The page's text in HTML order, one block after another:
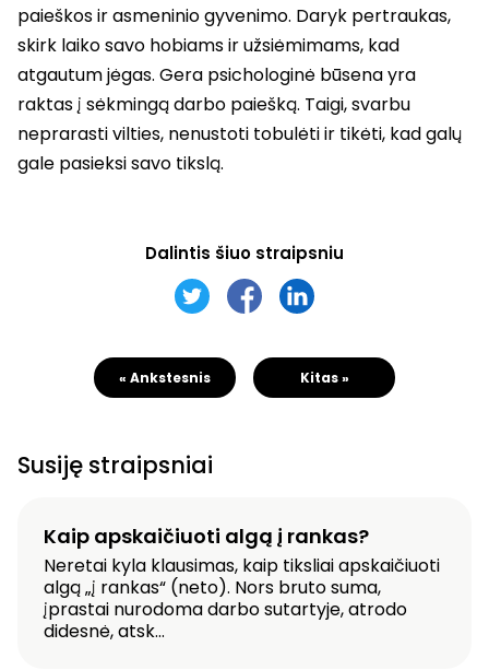
paieškos ir asmeninio gyvenimo. Daryk pertraukas,
skirk laiko savo hobiams ir užsiėmimams, kad
atgautum jėgas. Gera psichologinė būsena yra
raktas į sėkmingą darbo paiešką. Taigi, svarbu
neprarasti vilties, nenustoti tobulėti ir tikėti, kad galų
gale pasieksi savo tikslą.
Dalintis šiuo straipsniu
« Ankstesnis Kitas »
Susiję straipsniai
Kaip apskaičiuoti algą į rankas?
Neretai kyla klausimas, kaip tiksliai apskaičiuoti
algą „į rankas“ (neto). Nors bruto suma,
įprastai nurodoma darbo sutartyje, atrodo
didesnė, atsk...